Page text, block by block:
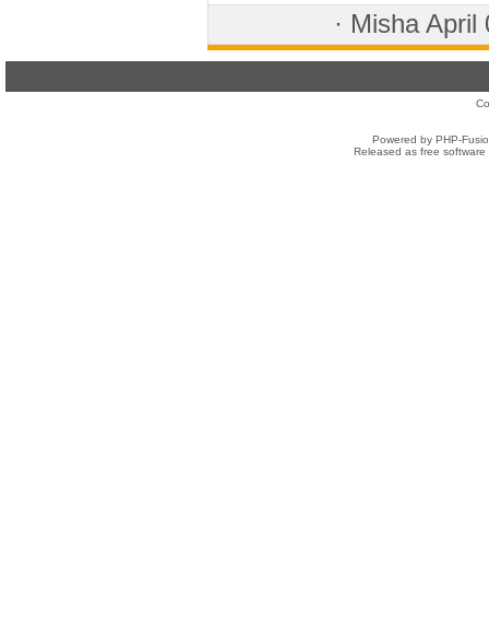
· MishaApril
Powered by PHP-
Released as free